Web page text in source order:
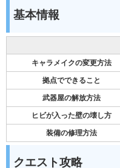
基本情報
キャラメイクの変更方法
拠点でできること
武器屋の解放方法
ヒビが入った壁の壊し方
装備の修理方法
クエスト攻略